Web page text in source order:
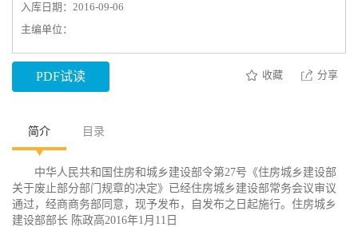
入库日期：2016-09-06
主编单位：
PDF试读 收藏 分享
简介 目录
中华人民共和国住房和城乡建设部令第27号《住房城乡建设部
关于废止部分部门规章的决定》已经住房城乡建设部常务会议审议
通过，经商商务部同意，现予发布，自发布之日起施行。住房城乡
建设部部长 陈政高2016年1月11日